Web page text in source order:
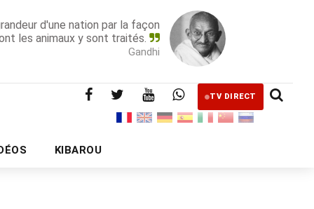
d'une nation par la façon
les animaux y sont traités.
Gandhi
TV DIRECT
KIBAROU